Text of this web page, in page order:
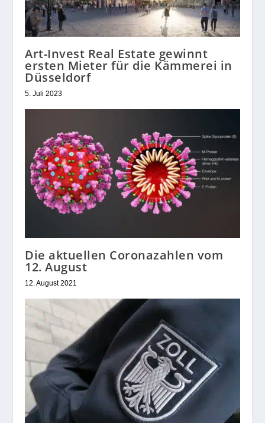
Art-Invest Real Estate gewinnt
ersten Mieter für die Kämmerei in
Düsseldorf
5. Juli 2023
Die aktuellen Coronazahlen vom
12. August
12. August 2021